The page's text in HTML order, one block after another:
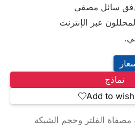
سائل مصفى
عبر الإنترنت
نماذج
Add to
الفلتر وحجم الشبكة